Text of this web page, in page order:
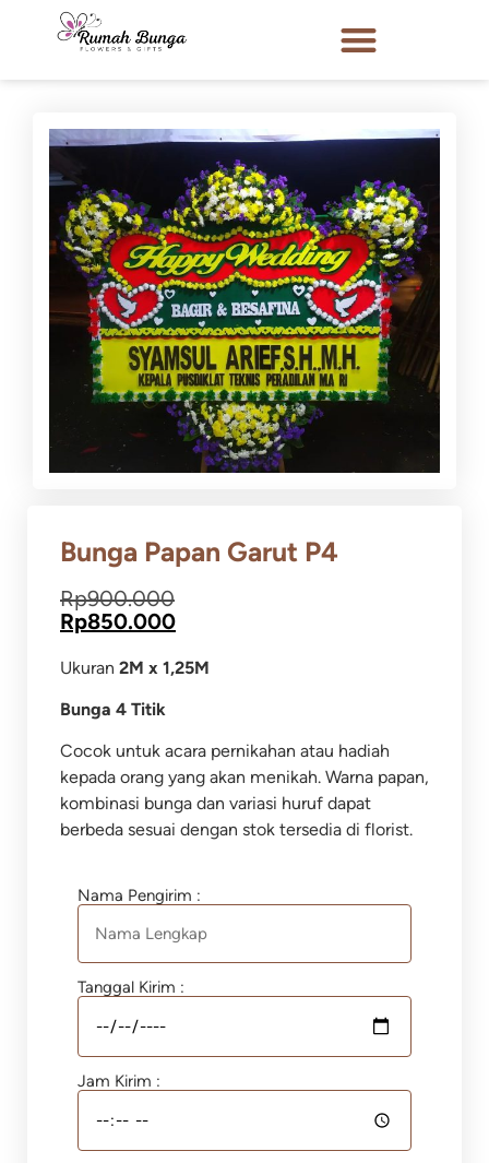
Bunga Papan Garut P4
Rp900.000
Rp850.000
Ukuran 2M x 1,25M
Bunga 4 Titik
Cocok untuk acara pernikahan atau hadiah
kepada orang yang akan menikah. Warna papan,
kombinasi bunga dan variasi huruf dapat
berbeda sesuai dengan stok tersedia di florist.
Nama Pengirim :
Tanggal Kirim :
Jam Kirim :